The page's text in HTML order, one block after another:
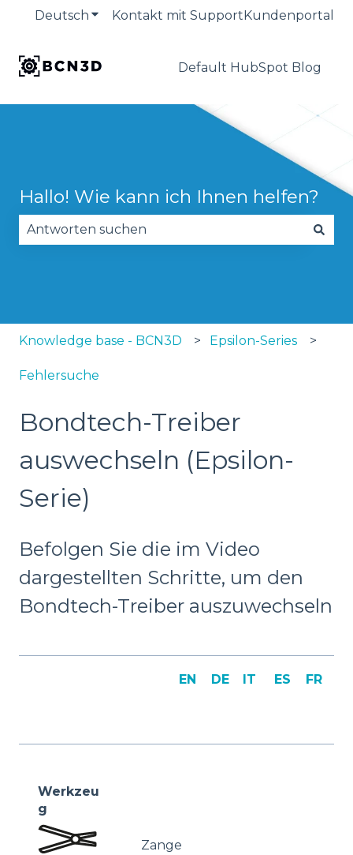
Deutsch Untermenü für Übersetzungen
Kontakt mit SupportKundenportal
Default HubSpot Blog
Hallo! Wie kann ich Ihnen helfen?
Knowledge base - BCN3D Epsilon-Series
Fehlersuche
Bondtech-Treiber
auswechseln (Epsilon-
Serie)
Befolgen Sie die im Video
dargestellten Schritte, um den
Bondtech-Treiber auszuwechseln
EN DE IT ES FR
Werkzeu
g
Zange